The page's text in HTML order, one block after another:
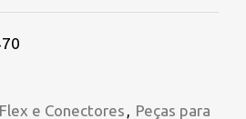
e Conectores , Peças para